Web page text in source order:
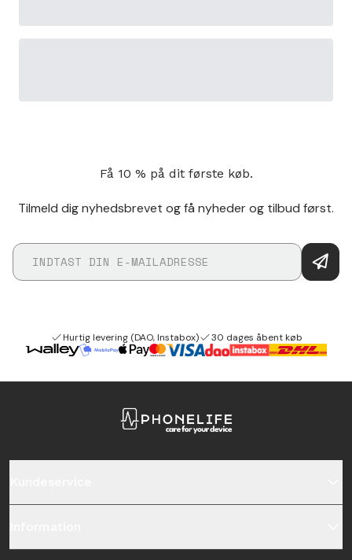
Få 10 % på dit første køb.
Tilmeld dig nyhedsbrevet og få nyheder og tilbud først.
Hurtig levering (DAO, Instabox) 30 dages åbent køb